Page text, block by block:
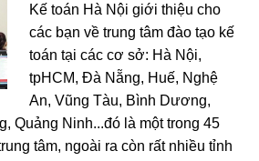
Kế toán Hà Nội giới thiệu cho
các bạn về trung tâm đào tạo kế
toán tại các cơ sở: Hà Nội,
tpHCM, Đà Nẵng, Huế, Nghệ
An, Vũng Tàu, Bình Dương,
Quảng Ninh...đó là một trong 45
tâm, ngoài ra còn rất nhiều tỉnh